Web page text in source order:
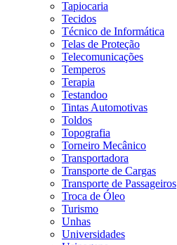
Tapiocaria
Tecidos
Técnico de Informática
Telas de Proteção
Telecomunicações
Temperos
Terapia
Testandoo
Tintas Automotivas
Toldos
Topografia
Torneiro Mecânico
Transportadora
Transporte de Cargas
Transporte de Passageiros
Troca de Óleo
Turismo
Unhas
Universidades